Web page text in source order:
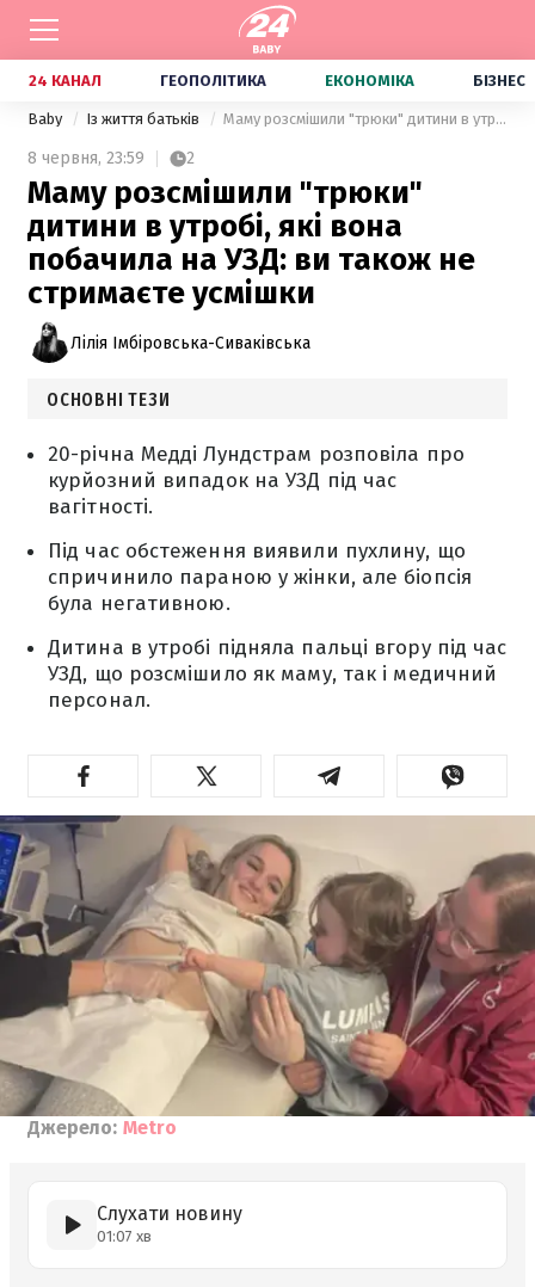
24 КАНАЛ ГЕОПОЛІТИКА ЕКОНОМІКА БІЗНЕС
Baby Із життя батьків Маму розсмішили "трюки" дитини в утробі, які вона побачила на УЗД: ви також не стримаєте усмішки
8 червня, 23:59 2
Маму розсмішили "трюки"
дитини в утробі, які вона
побачила на УЗД: ви також не
стримаєте усмішки
Лілія Імбіровська-Сиваківська
ОСНОВНІ ТЕЗИ
20-річна Медді Лундстрам розповіла про
курйозний випадок на УЗД під час
вагітності.
Під час обстеження виявили пухлину, що
спричинило параною у жінки, але біопсія
була негативною.
Дитина в утробі підняла пальці вгору під час
УЗД, що розсмішило як маму, так і медичний
персонал.
Джерело: Metro
Слухати новину
01:07 хв